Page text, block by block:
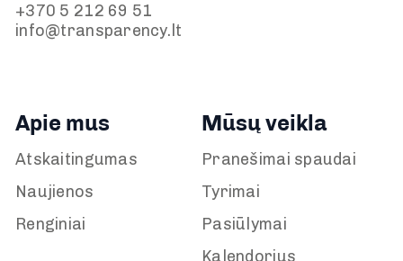
+370 5 212 69 51
info@transparency.lt
Apie mus
Atskaitingumas
Naujienos
Renginiai
Mūsų veikla
Pranešimai spaudai
Tyrimai
Pasiūlymai
Kalendorius